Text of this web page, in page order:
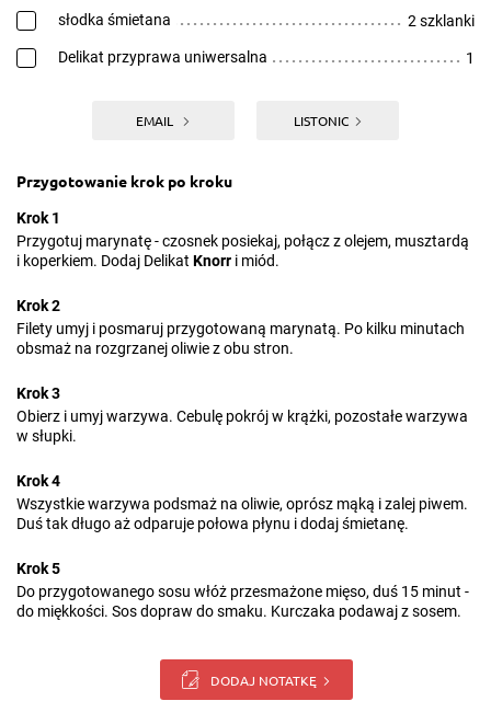
słodka śmietana 2 szklanki
Delikat przyprawa uniwersalna 1
EMAIL LISTONIC
Przygotowanie krok po kroku
Krok 1
Przygotuj marynatę - czosnek posiekaj, połącz z olejem, musztardą
i koperkiem. Dodaj Delikat Knorr i miód.
Krok 2
Filety umyj i posmaruj przygotowaną marynatą. Po kilku minutach
obsmaż na rozgrzanej oliwie z obu stron.
Krok 3
Obierz i umyj warzywa. Cebulę pokrój w krążki, pozostałe warzywa
w słupki.
Krok 4
Wszystkie warzywa podsmaż na oliwie, oprósz mąką i zalej piwem.
Duś tak długo aż odparuje połowa płynu i dodaj śmietanę.
Krok 5
Do przygotowanego sosu włóż przesmażone mięso, duś 15 minut -
do miękkości. Sos dopraw do smaku. Kurczaka podawaj z sosem.
DODAJ NOTATKĘ